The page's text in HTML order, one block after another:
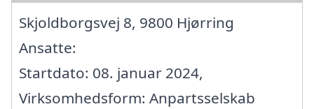
Skjoldborgsvej 8, 9800 Hjørring
Ansatte:
Startdato: 08. januar 2024,
Virksomhedsform: Anpartsselskab